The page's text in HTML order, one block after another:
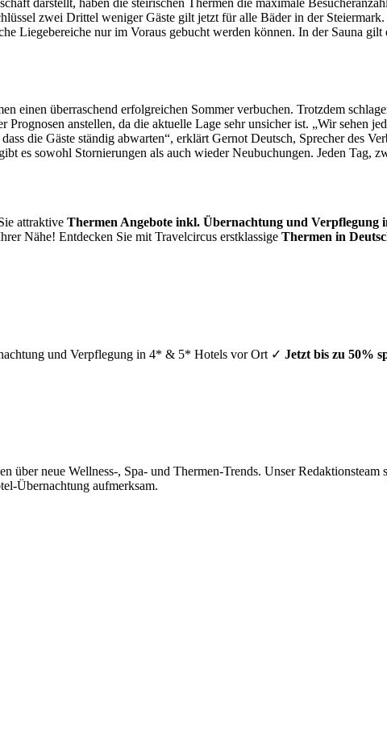
darstellt, haben die steirischen Thermen die maximale
zwei Drittel weniger Gäste gilt jetzt für alle Bäder in der
Liegebereiche nur im Voraus gebucht werden können. In der Sauna
einen überraschend erfolgreichen Sommer verbuchen. Trotzdem
anstellen, da die aktuelle Lage sehr unsicher ist. „Wir sehen
die Gäste ständig abwarten“, erklärt Gernot Deutsch, Sprecher des
es sowohl Stornierungen als auch wieder Neubuchungen. Jeden Tag,
attraktive Thermen Angebote inkl. Übernachtung und Verpflegung
Nähe! Entdecken Sie mit Travelcircus erstklassige Thermen in
und Verpflegung in 4* & 5* Hotels vor Ort ✓ Jetzt bis zu 50%
über neue Wellness-, Spa- und Thermen-Trends. Unser
Übernachtung aufmerksam.